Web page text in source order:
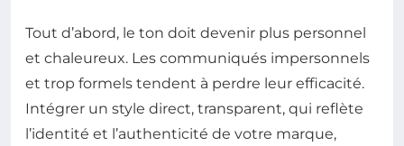
Tout d’abord, le ton doit devenir plus personnel
et chaleureux. Les communiqués impersonnels
et trop formels tendent à perdre leur efficacité.
Intégrer un style direct, transparent, qui reflète
l’identité et l’authenticité de votre marque,